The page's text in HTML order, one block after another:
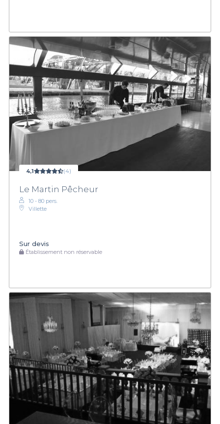
4,1 (4)
Le Martin Pêcheur
10 - 80 pers.
Villette
Sur devis
Établissement non réservable